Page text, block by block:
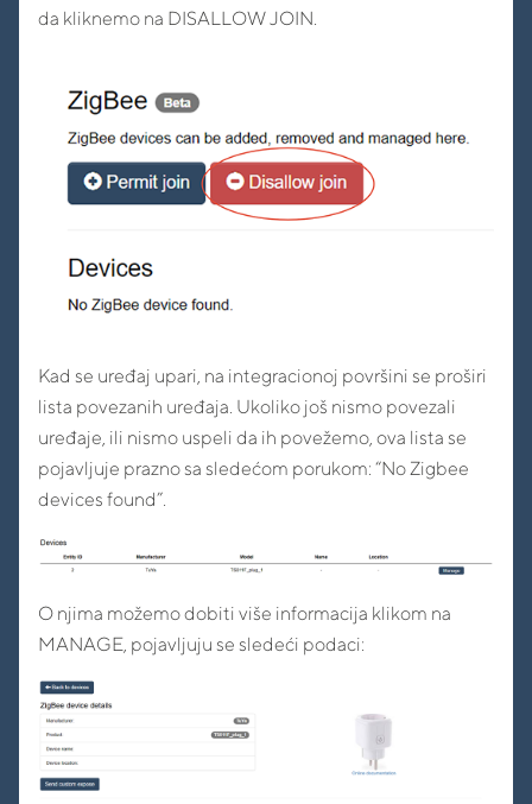
da kliknemo na DISALLOW JOIN.
Kad se uređaj upari, na integracionoj površini se proširi
lista povezanih uređaja. Ukoliko još nismo povezali
uređaje, ili nismo uspeli da ih povežemo, ova lista se
pojavljuje prazno sa sledećom porukom: “No Zigbee
devices found”.
O njima možemo dobiti više informacija klikom na
MANAGE, pojavljuju se sledeći podaci: